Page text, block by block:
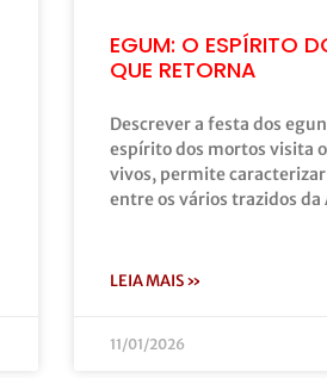
EGUM: O ESPÍRITO
QUE RETORNA
Descrever a festa dos
espírito dos mortos visita
vivos, permite
entre os vários trazidos
LEIA MAIS »
11/01/2026